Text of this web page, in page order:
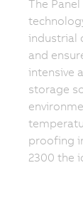
The
industrial
and
intensive
storage
proofing
2300 the